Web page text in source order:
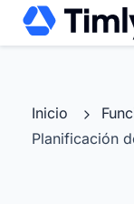
Inicio
Planificación